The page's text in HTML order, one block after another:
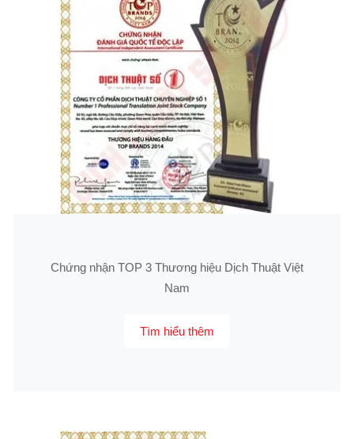
Chứng nhận TOP 3 Thương hiệu Dịch Thuật Việt
Nam
Tìm hiểu thêm